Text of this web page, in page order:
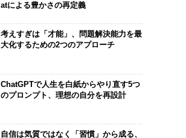
atによる豊かさの再定義
考えすぎは「才能」、問題解決能力を最
大化するための2つのアプローチ
ChatGPTで人生を白紙からやり直す5つ
のプロンプト、理想の自分を再設計
自信は気質ではなく「習慣」から成る、